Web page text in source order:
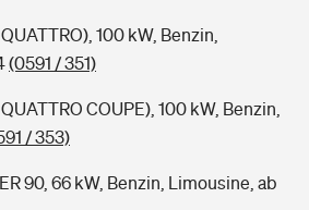
100 kW, Benzin,
(0591 / 351)
COUPE), 100 kW, Benzin,
/ 353)
90, 66 kW, Benzin, Limousine, ab